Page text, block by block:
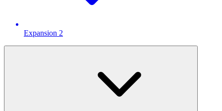
Expansion 2